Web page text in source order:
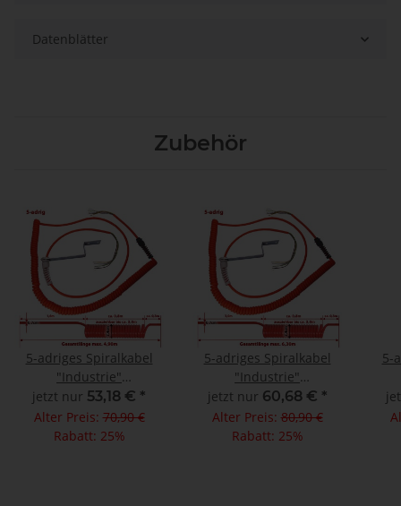
Datenblätter
Zubehör
5-adriges Spiralkabel
"Industrie"
Wendelleitung,
Gesamtlänge max 4,90m
jetzt nur 53,18 € *
Alter Preis:70,90 €
Rabatt: 25%
5-adriges Spiralkabel
"Industrie"
Wendelleitung,
Gesamtlänge max 6,30m
jetzt nur 60,68 € *
Alter Preis:80,90 €
Rabatt: 25%
5-